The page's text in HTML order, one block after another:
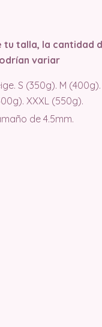
tu talla, la cantidad
variar
S (350g). M (400g).
XXXL (550g).
de 4.5mm.